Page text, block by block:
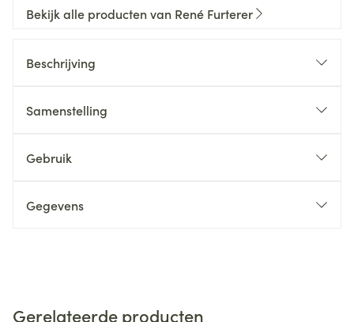
Bekijk alle producten van René Furterer
Beschrijving
Samenstelling
Gebruik
Gegevens
Gerelateerde producten